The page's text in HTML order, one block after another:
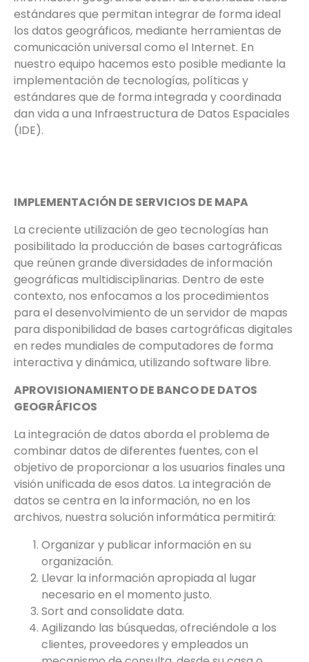
estándares que permitan integrar de forma ideal
los datos geográficos, mediante herramientas de
comunicación universal como el Internet. En
nuestro equipo hacemos esto posible mediante la
implementación de tecnologías, políticas y
estándares que de forma integrada y coordinada
dan vida a una Infraestructura de Datos Espaciales
(IDE).
IMPLEMENTACIÓN DE SERVICIOS DE MAPA
La creciente utilización de geo tecnologías han
posibilitado la producción de bases cartográficas
que reúnen grande diversidades de información
geográficas multidisciplinarias. Dentro de este
contexto, nos enfocamos a los procedimientos
para el desenvolvimiento de un servidor de mapas
para disponibilidad de bases cartográficas digitales
en redes mundiales de computadores de forma
interactiva y dinámica, utilizando software libre.
APROVISIONAMIENTO DE BANCO DE DATOS
GEOGRÁFICOS
La integración de datos aborda el problema de
combinar datos de diferentes fuentes, con el
objetivo de proporcionar a los usuarios finales una
visión unificada de esos datos. La integración de
datos se centra en la información, no en los
archivos, nuestra solución informática permitirá:
Organizar y publicar información en su
organización.
Llevar la información apropiada al lugar
necesario en el momento justo.
Sort and consolidate data.
Agilizando las búsquedas, ofreciéndole a los
clientes, proveedores y empleados un